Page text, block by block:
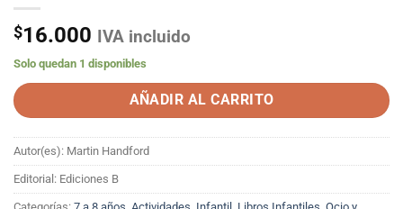
$16.000 IVA incluido
Solo quedan 1 disponibles
AÑADIR AL CARRITO
Autor(es): Martin Handford
Editorial: Ediciones B